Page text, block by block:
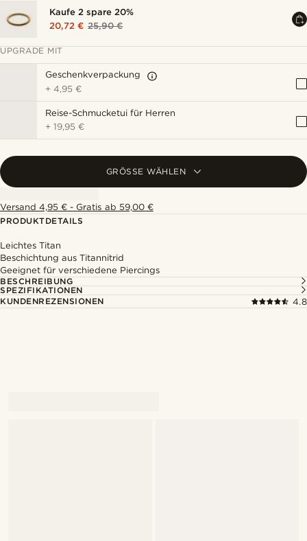
Kaufe 2 spare 20%
20,72 € 25,90 €
UPGRADE MIT
Geschenkverpackung
+4,95 €
Reise-Schmucketui für Herren
+19,95 €
GRÖSSE WÄHLEN
Versand 4,95 € - Gratis ab 59,00 €
PRODUKTDETAILS
Leichtes Titan
Beschichtung aus Titannitrid
Geeignet für verschiedene Piercings
BESCHREIBUNG
SPEZIFIKATIONEN
KUNDENREZENSIONEN
4.8